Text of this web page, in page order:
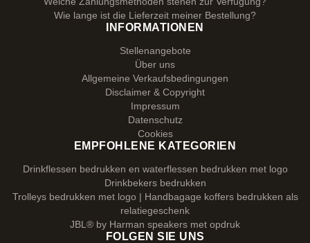
Wie lange ist die Lieferzeit meiner Bestellung?
INFORMATIONEN
Stellenangebote
Über uns
Allgemeine Verkaufsbedingungen
Disclaimer & Copyright
Impressum
Datenschutz
Cookies
EMPFOHLENE KATEGORIEN
Drinkflessen bedrukken en waterflessen bedrukken met logo
Drinkbekers bedrukken
Trolleys bedrukken met logo | Handbagage koffers bedrukken als
relatiegeschenk
JBL® by Harman speakers met opdruk
FOLGEN SIE UNS